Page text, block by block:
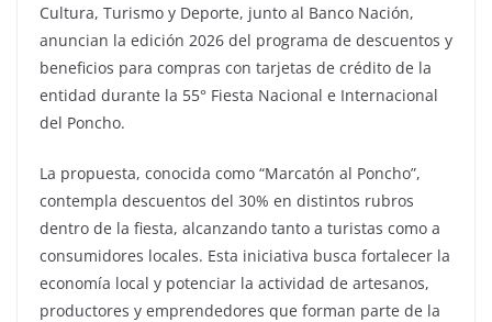
Cultura, Turismo y Deporte, junto al Banco Nación,
anuncian la edición 2026 del programa de descuentos y
beneficios para compras con tarjetas de crédito de la
entidad durante la 55° Fiesta Nacional e Internacional
del Poncho.
La propuesta, conocida como “Marcatón al Poncho”,
contempla descuentos del 30% en distintos rubros
dentro de la fiesta, alcanzando tanto a turistas como a
consumidores locales. Esta iniciativa busca fortalecer la
economía local y potenciar la actividad de artesanos,
productores y emprendedores que forman parte de la